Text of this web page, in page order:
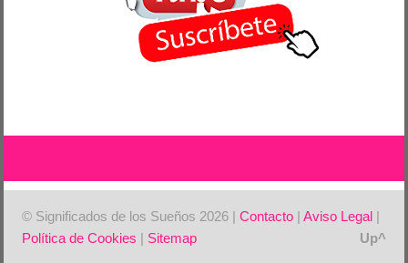
© Significados de los Sueños 2026 |Contacto |Aviso Legal |
Política de Cookies | Sitemap